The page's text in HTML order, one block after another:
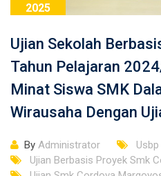
2025
Ujian Sekolah
Tahun Pelajaran
Minat Siswa SMK
Wirausaha Dengan
By Administrator
Usbp
Ujian Berbasis Proyek Smk